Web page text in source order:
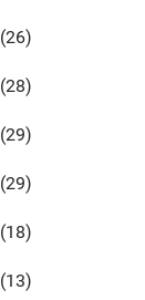
(26)
(28)
(29)
(29)
(18)
(13)